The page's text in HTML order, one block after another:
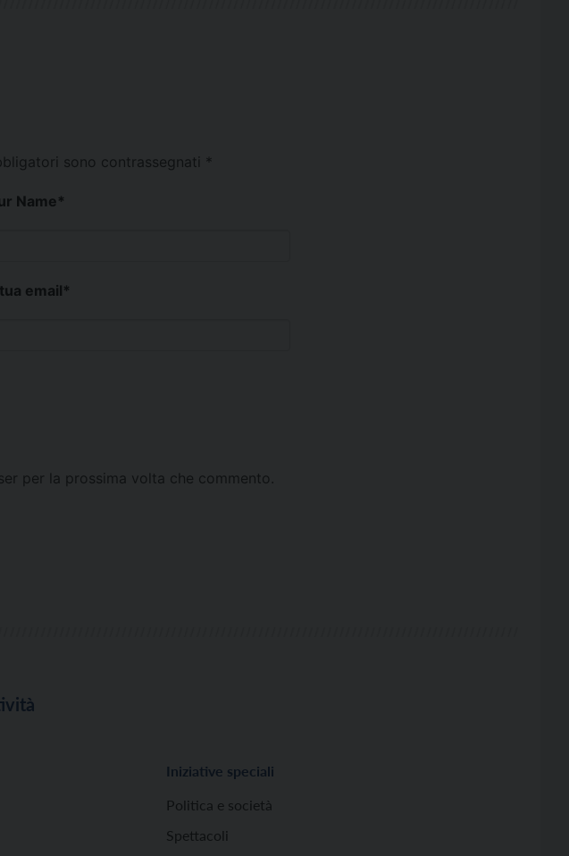
sono contrassegnati *
Name*
email*
per la prossima volta che commento.
Iniziative speciali
Politica e società
Spettacoli